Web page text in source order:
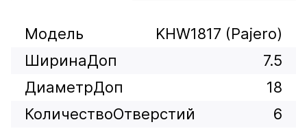
Модель
KHW1817 (Pajero)
ШиринаДоп
7.5
ДиаметрДоп
18
КоличествоОтверстий
6